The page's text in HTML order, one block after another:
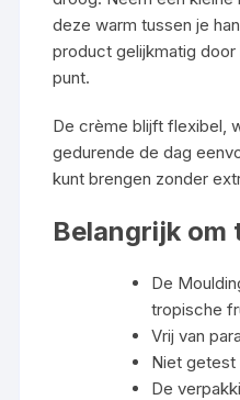
deze warm tussen je
product gelijkmatig
punt.
De crème blijft flexibel,
gedurende de dag
kunt brengen zonder
Belangrijk om
De
tropische
Vrij van
Niet getest
De